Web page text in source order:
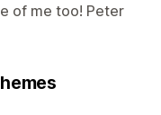
of me too! Peter